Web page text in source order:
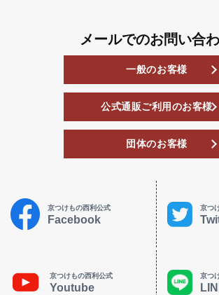
メールでのお問い合
一般のお客様
公式通販ご利用のお客様
団体のお客様
京つけもの西利公式
Facebook
京つ
京つけもの西利公式
Youtube
京つ